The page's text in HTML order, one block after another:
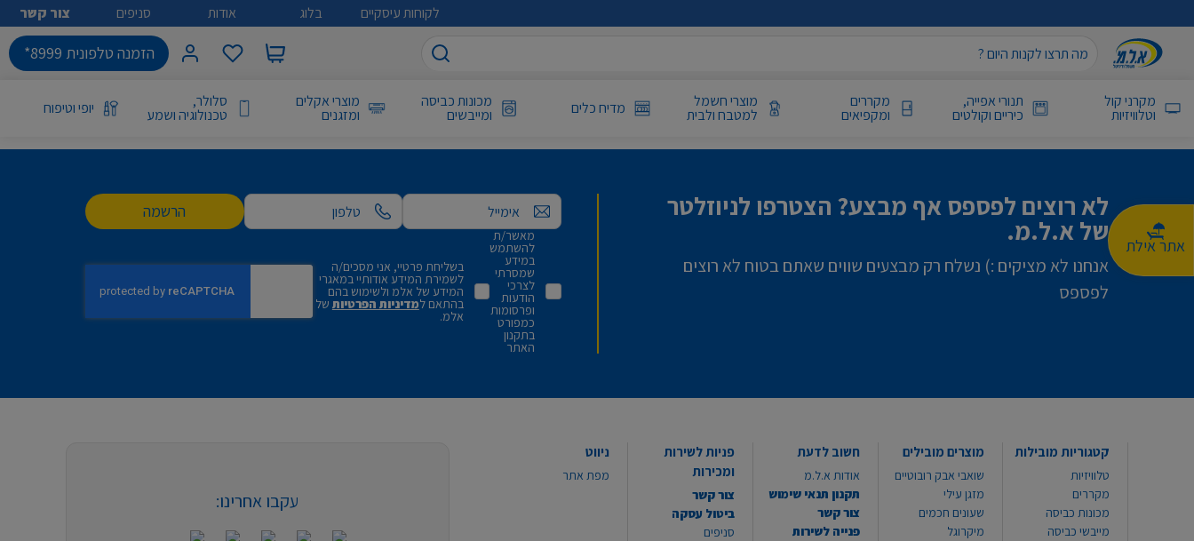
אתר אילת
לקוחות עיסקיים בלוג אודות סניפים צור קשר
הזמנה טלפונית 8999*
מקרני קול
וטלוויזיות
תנורי אפייה,
כיריים וקולטים
מקררים
ומקפיאים
מוצרי חשמל
למטבח ולבית מדיח כלים מכונות כביסה
ומייבשים
מוצרי אקלים
ומזגנים
סלולר,
טכנולוגיה ושמע יופי וטיפוח
לא רוצים לפספס אף מבצע? הצטרפו לניוזלטר
של א.ל.מ.
אנחנו לא מציקים :) נשלח רק מבצעים שווים שאתם בטוח לא רוצים
לפספס
אימייל הרשמה
מאשר/ת
להשתמש
במידע
שמסרתי
לצרכי
הודעות
ופרסומות
כמפורט
בתקנון
האתר
בשליחת פרטיי, אני מסכים/ה
לשמירת המידע אודותיי במאגרי
המידע של אלמ ולשימוש בהם
בהתאם למדיניות הפרטיות של
אלמ.
קטגוריות מובילות
טלוויזיות
מקררים
מכונות כביסה
מייבשי כביסה
מוצרים מובילים
שואבי אבק רובוטיים
מזגן עילי
שעונים חכמים
מיקרוגל
חשוב לדעת
אודות א.ל.מ
תקנון תנאי שימוש
צור קשר
פנייה לשירות
פניות לשירות
ומכירות
צור קשר
ביטול עסקה
סניפים
ניווט
מפת אתר
עקבו אחרינו: